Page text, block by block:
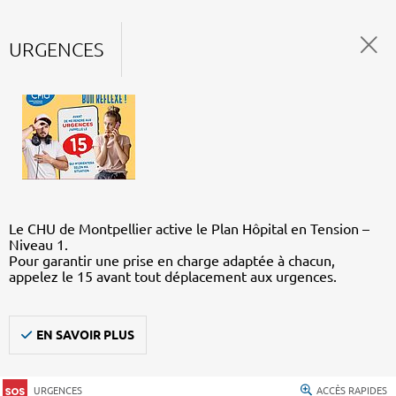
URGENCES
Le CHU de Montpellier active le Plan Hôpital en Tension –
Niveau 1.
Pour garantir une prise en charge adaptée à chacun,
appelez le 15 avant tout déplacement aux urgences.
EN SAVOIR PLUS
URGENCES ACCÈS RAPIDES